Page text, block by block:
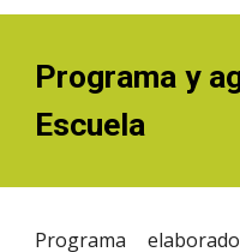
Programa y
Escuela
Programa